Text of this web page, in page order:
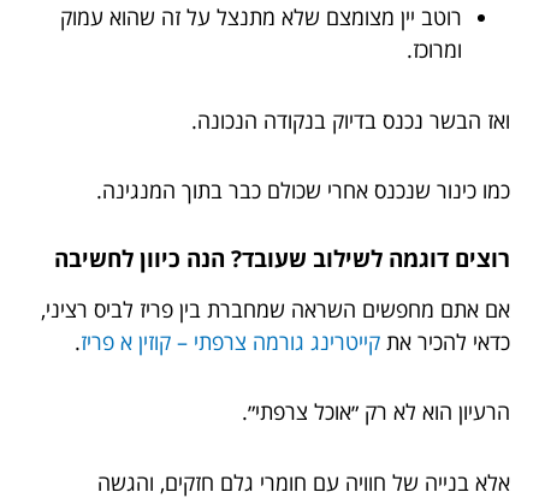
רוטב יין מצומצם שלא מתנצל על זה שהוא עמוק
ומרוכז.
ואז הבשר נכנס בדיוק בנקודה הנכונה.
כמו כינור שנכנס אחרי שכולם כבר בתוך המנגינה.
רוצים דוגמה לשילוב שעובד? הנה כיוון לחשיבה
אם אתם מחפשים השראה שמחברת בין פריז לביס רציני,
כדאי להכיר את קייטרינג גורמה צרפתי – קוזין א פריז.
הרעיון הוא לא רק ״אוכל צרפתי״.
אלא בנייה של חוויה עם חומרי גלם חזקים, והגשה